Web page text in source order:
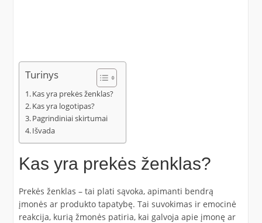
Turinys
Kas yra prekės ženklas?
Kas yra logotipas?
Pagrindiniai skirtumai
Išvada
Kas yra prekės ženklas?
Prekės ženklas – tai plati sąvoka, apimanti bendrą
įmonės ar produkto tapatybę. Tai suvokimas ir emocinė
reakcija, kurią žmonės patiria, kai galvoja apie įmonę ar